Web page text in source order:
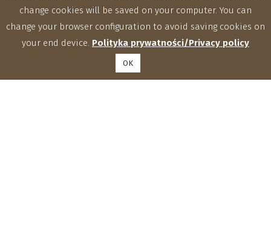
change cookies will be saved on your computer. You can
change your browser configuration to avoid saving cookies on
your end device. Polityka prywatności/Privacy policy
OK